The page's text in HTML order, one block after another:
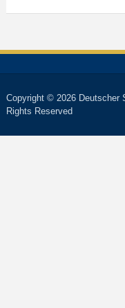
Copyright © 2026 Deutscher
Rights Reserved